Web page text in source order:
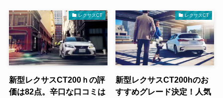
レクサスCT
新型レクサスCT200ｈの評
価は82点。辛口な口コミは
レクサスCT
新型レクサスCT200hのお
すすめグレード決定！人気